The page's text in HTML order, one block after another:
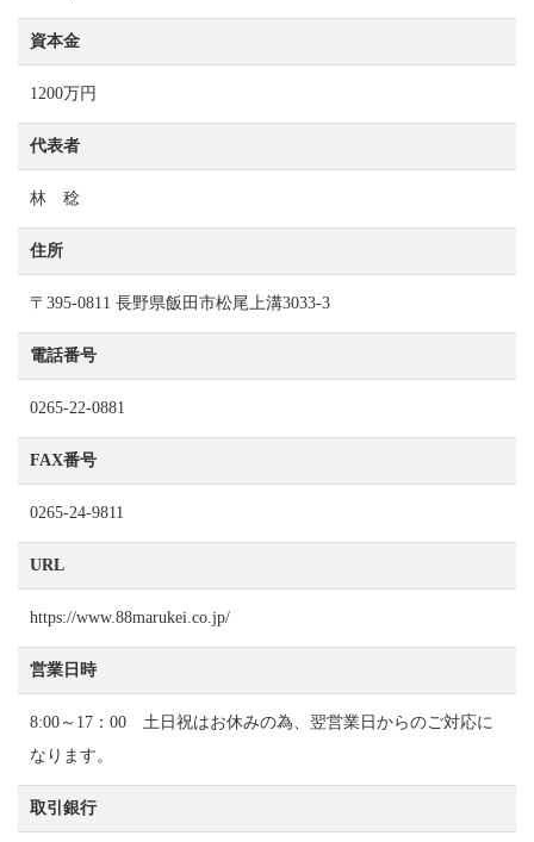
資本金
1200万円
代表者
林 稔
住所
〒395-0811 長野県飯田市松尾上溝3033-3
電話番号
0265-22-0881
FAX番号
0265-24-9811
URL
https://www.88marukei.co.jp/
営業日時
8:00～17：00 土日祝はお休みの為、翌営業日からのご対応に
なります。
取引銀行